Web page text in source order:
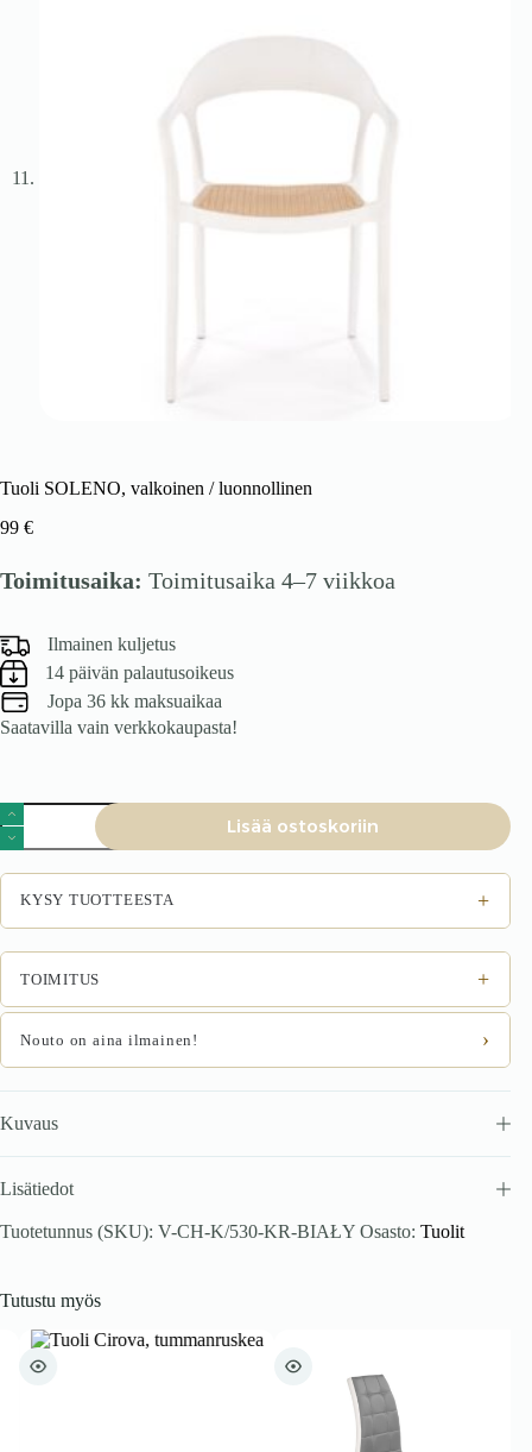
Tuoli SOLENO, valkoinen / luonnollinen
99 €
Toimitusaika: Toimitusaika 4–7 viikkoa
Ilmainen kuljetus
14 päivän palautusoikeus
Jopa 36 kk maksuaikaa
Saatavilla vain verkkokaupasta!
Tuoli
SOLENO,
valkoinen
/
luonnollinen
Lisää ostoskoriin
KYSY TUOTTEESTA +
TOIMITUS +
Nouto on aina ilmainen! ›
Kuvaus
Lisätiedot
Tuotetunnus (SKU): V-CH-K/530-KR-BIAŁY Osasto: Tuolit
Tutustu myös